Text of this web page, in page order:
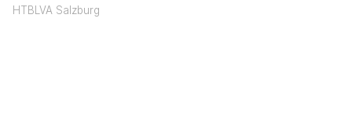
HTBLVA Salzburg